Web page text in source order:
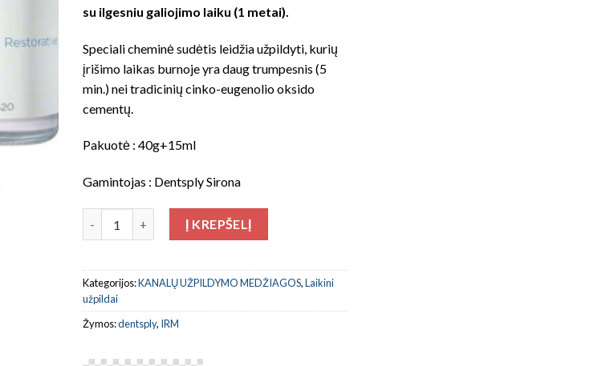
su ilgesniu galiojimo laiku (1 metai).
Speciali cheminė sudėtis leidžia užpildyti, kurių
įrišimo laikas burnoje yra daug trumpesnis (5
min.) nei tradicinių cinko-eugenolio oksido
cementų.
Pakuotė : 40g+15ml
Gamintojas : Dentsply Sirona
produkto kiekis: IRMĮ KREPŠELĮ
Kategorijos:KANALŲ UŽPILDYMO MEDŽIAGOS,Laikini
užpildai
Žymos:dentsply, IRM